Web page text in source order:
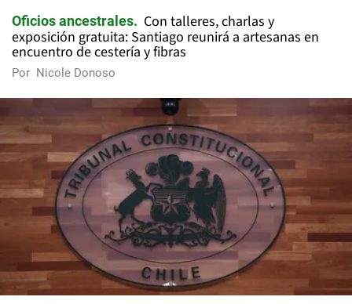
Oficios ancestrales
Con talleres, charlas y
exposición gratuita: Santiago reunirá a artesanas en
encuentro de cestería y fibras
Por Nicole Donoso